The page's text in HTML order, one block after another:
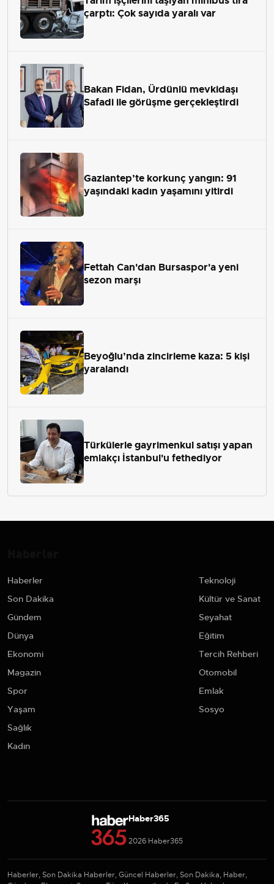
çarptı: Çok sayıda yaralı var
Bakan Fidan, Ürdünlü mevkidaşı
Safadi ile görüşme gerçekleştirdi
Gaziantep’te korkunç yangın: 91
yaşındaki kadın yaşamını yitirdi
Fettah Can'dan Bursaspor'a yeni
sezon marşı
Beyoğlu’nda zincirleme kaza: 5 kişi
yaralandı
Türkülerle gayrimenkul satışı yapan
emlakçı İstanbul'u fethediyor
Haberler
Son Dakika
Gündem
Dünya
Ekonomi
Magazin
Spor
Yaşam
Sağlık
Kadın
Teknoloji
Kültür ve Sanat
Seyahat
Eğitim
Tercih Rehberi
Otomobil
Emlak
Sosyo
Haber365
2026 Haber365
Haberler, Son Dakika Haberler, Güncel Haberler, Son Dakika, Haber,